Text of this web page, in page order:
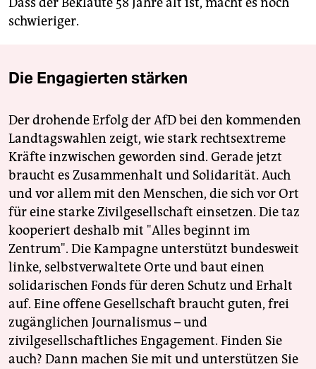
schwieriger.
Die Engagierten stärken
Der drohende Erfolg der AfD bei den kommenden
Landtagswahlen zeigt, wie stark rechtsextreme
Kräfte inzwischen geworden sind. Gerade jetzt
braucht es Zusammenhalt und Solidarität. Auch
und vor allem mit den Menschen, die sich vor Ort
für eine starke Zivilgesellschaft einsetzen. Die taz
kooperiert deshalb mit "Alles beginnt im
Zentrum". Die Kampagne unterstützt bundesweit
linke, selbstverwaltete Orte und baut einen
solidarischen Fonds für deren Schutz und Erhalt
auf. Eine offene Gesellschaft braucht guten, frei
zugänglichen Journalismus – und
zivilgesellschaftliches Engagement. Finden Sie
auch? Dann machen Sie mit und unterstützen Sie